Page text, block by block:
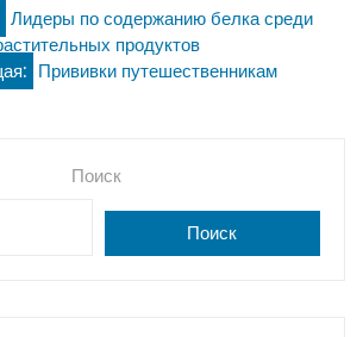
Лидеры по содержанию белка среди
продуктов
Прививки путешественникам
Поиск
Поиск